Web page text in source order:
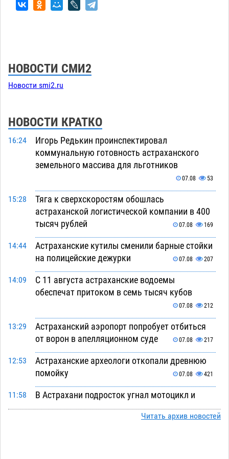
НОВОСТИ СМИ2
Новости smi2.ru
НОВОСТИ КРАТКО
16:24
Игорь Редькин проинспектировал
коммунальную готовность астраханского
земельного массива для льготников
07.08 53
15:28
Тяга к сверхскоростям обошлась
астраханской логистической компании в 400
тысяч рублей
07.08 169
14:44
Астраханские кутилы сменили барные стойки
на полицейские дежурки
07.08 207
14:09
С 11 августа астраханские водоемы
обеспечат притоком в семь тысяч кубов
07.08 212
13:29
Астраханский аэропорт попробует отбиться
от ворон в апелляционном суде
07.08 217
12:53
Астраханские археологи откопали древнюю
помойку
07.08 421
11:58
В Астрахани подросток угнал мотоцикл и
похитил чужие мобильник с банковскими
07.08 251
Читать архив новостей